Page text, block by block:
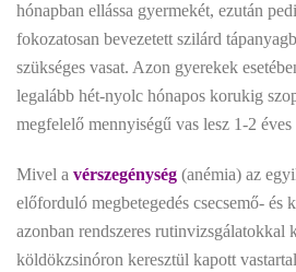
hónapban ellássa gyermekét, ezután
fokozatosan bevezetett szilárd
szükséges vasat. Azon gyerekek
legalább hét-nyolc hónapos korukig
megfelelő mennyiségű vas lesz 1-2
Mivel a vérszegénység (anémia) az
előforduló megbetegedés csecsemő- és
azonban rendszeres rutinvizsgálatokkal
köldökzsinóron keresztül kapott